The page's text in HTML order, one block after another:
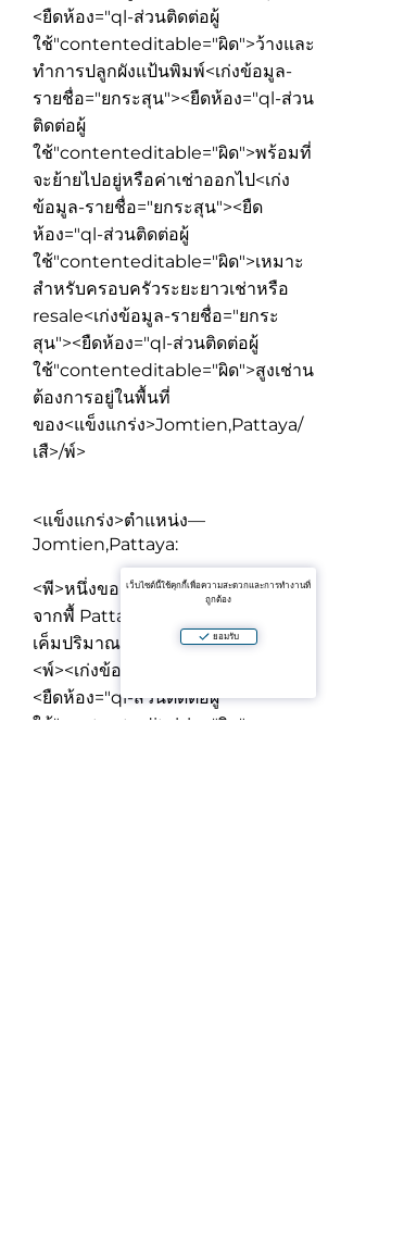
<ยืดห้อง="ql-ส่วนติดต่อผู้
ใช้"contenteditable="ผิด">ว้างและ
ทำการปลูกผังแป้นพิมพ์<เก่งข้อมูล-
รายชื่อ="ยกระสุน"><ยืดห้อง="ql-ส่วน
ติดต่อผู้
ใช้"contenteditable="ผิด">พร้อมที่
จะย้ายไปอยู่หรือค่าเช่าออกไป<เก่ง
ข้อมูล-รายชื่อ="ยกระสุน"><ยืด
ห้อง="ql-ส่วนติดต่อผู้
ใช้"contenteditable="ผิด">เหมาะ
สำหรับครอบครัวระยะยาวเช่าหรือ
resale<เก่งข้อมูล-รายชื่อ="ยกระ
สุน"><ยืดห้อง="ql-ส่วนติดต่อผู้
ใช้"contenteditable="ผิด">สูงเช่าน
ต้องการอยู่ในพื้นที่
ของ<แข็งแกร่ง>Jomtien,Pattaya/
เสื>/พ์>
<แข็งแกร่ง>ตำแหน่ง—
Jomtien,Pattaya:
<พี>หนึ่งของส่วนใหญ่พยายาม-หลัง
จากพื้ Pattaya มีชีวิตอยู่ที่ทะเล:น้ำ
เค็มปริมาณมหาศาล,
<พ์><เก่งข้อมูล-รายชื่อ="ยกระสุน">
<ยืดห้อง="ql-ส่วนติดต่อผู้
ใช้"contenteditable="ผิด">
เว็บไซต์นี้ใช้คุกกี้เพื่อความสะดวกและการทำงานที่
ถูกต้อง
ยอมรับ